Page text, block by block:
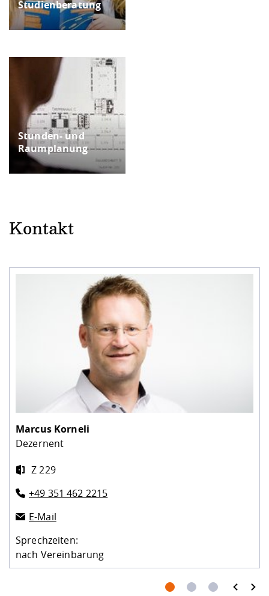
Studienberatung
Stunden- und
Raumplanung
Kontakt
Marcus Korneli
Dezernent
Z 229
+49 351 462 2215
E-Mail
Sprechzeiten:
nach Vereinbarung
prev next